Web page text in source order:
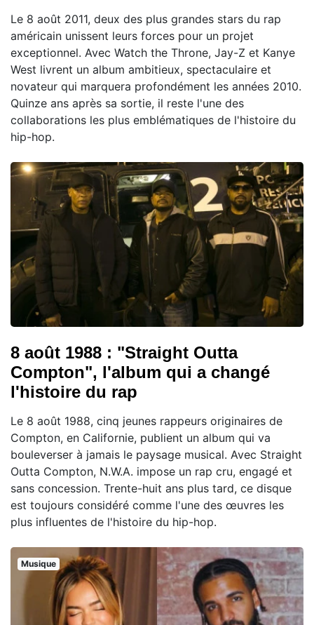
Le 8 août 2011, deux des plus grandes stars du rap
américain unissent leurs forces pour un projet
exceptionnel. Avec Watch the Throne, Jay-Z et Kanye
West livrent un album ambitieux, spectaculaire et
novateur qui marquera profondément les années 2010.
Quinze ans après sa sortie, il reste l'une des
collaborations les plus emblématiques de l'histoire du
hip-hop.
8 août 1988 : "Straight Outta
Compton", l'album qui a changé
l'histoire du rap
Le 8 août 1988, cinq jeunes rappeurs originaires de
Compton, en Californie, publient un album qui va
bouleverser à jamais le paysage musical. Avec Straight
Outta Compton, N.W.A. impose un rap cru, engagé et
sans concession. Trente-huit ans plus tard, ce disque
est toujours considéré comme l'une des œuvres les
plus influentes de l'histoire du hip-hop.
Musique